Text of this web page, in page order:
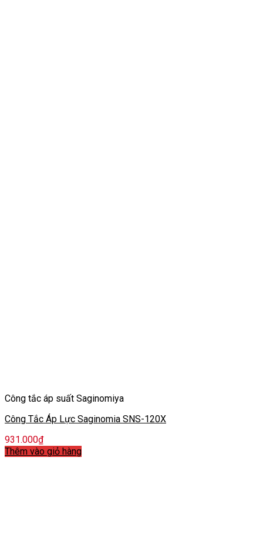
Công tắc áp suất Saginomiya
Công Tắc Áp Lực Saginomia SNS-120X
931.000₫
Thêm vào giỏ hàng